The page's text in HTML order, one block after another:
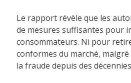
Le rapport révèle que les
de mesures suffisantes pour
consommateurs. Ni pour
conformes du marché, malgré
la fraude depuis des